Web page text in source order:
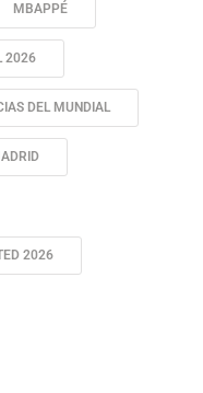
MBAPPÉ
2026
DEL MUNDIAL
2026